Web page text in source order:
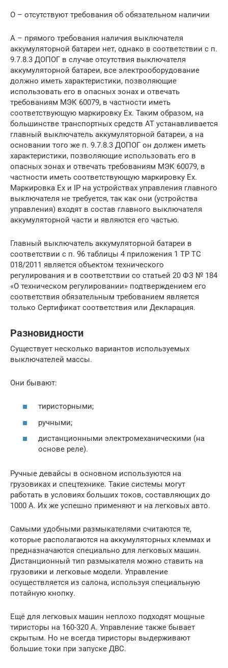
О – отсутствуют требования об обязательном наличии
А – прямого требования наличия выключателя
аккумуляторной батареи нет, однако в соответствии с п.
9.7.8.3 ДОПОГ в случае отсутствия выключателя
аккумуляторной батареи, все электрооборудование
должно иметь характеристики, позволяющие
использовать его в опасных зонах и отвечать
требованиям МЭК 60079, в частности иметь
соответствующую маркировку Ех. Таким образом, на
большинстве транспортных средств АТ устанавливается
главный выключатель аккумуляторной батареи, а на
основании того же п. 9.7.8.3 ДОПОГ он должен иметь
характеристики, позволяющие использовать его в
опасных зонах и отвечать требованиям МЭК 60079, в
частности иметь соответствующую маркировку Ех.
Маркировка Ех и IP на устройствах управления главного
выключателя не требуется, так как они (устройства
управления) входят в состав главного выключателя
аккумуляторной части и являются его частью.
Главный выключатель аккумуляторной батареи в
соответствии с п. 96 таблицы 4 приложения 1 ТР ТС
018/2011 является объектом технического
регулирования и в соответствии со статьей 20 ФЗ № 184
«О техническом регулировании» подтверждением его
соответствия обязательным требованием является
только Сертификат соответствия или Декларация.
Разновидности
Существует несколько вариантов используемых
выключателей массы.
Они бывают:
тиристорными;
ручными;
дистанционными электромеханическими (на
основе реле).
Ручные девайсы в основном используются на
грузовиках и спецтехнике. Такие системы могут
работать в условиях больших токов, составляющих до
1000 А. Их же успешно применяют и на легковых авто.
Самыми удобными размыкателями считаются те,
которые располагаются на аккумуляторных клеммах и
предназначаются специально для легковых машин.
Дистанционный тип размыкателя можно ставить на
грузовики и легковые модели. Управление
осуществляется из салона, используя специальную
потайную кнопку.
Ещё для легковых машин неплохо подходят мощные
тиристоры на 160-320 А. Управление также бывает
скрытым. Но не всегда тиристоры выдерживают
большие токи при запуске ДВС.